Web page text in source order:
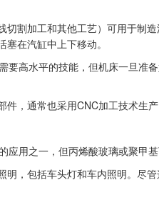
切割加工和其他工艺）可用于制
在汽缸中上下移动。
要高水平的技能，但机床一旦
，通常也采用CNC加工技术生产
应用之一，但丙烯酸玻璃或聚甲
明，包括车头灯和车内照明。尽